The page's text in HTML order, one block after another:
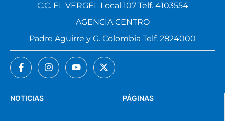
PÁGINAS
NOTICIAS
C.C. EL VERGEL Local 107 Telf. 4103554
AGENCIA CENTRO
Padre Aguirre y G. Colombia Telf. 2824000